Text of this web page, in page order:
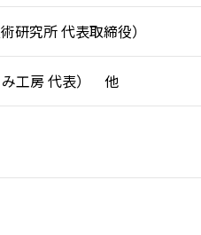
研究所 代表取締役）
み工房 代表） 他